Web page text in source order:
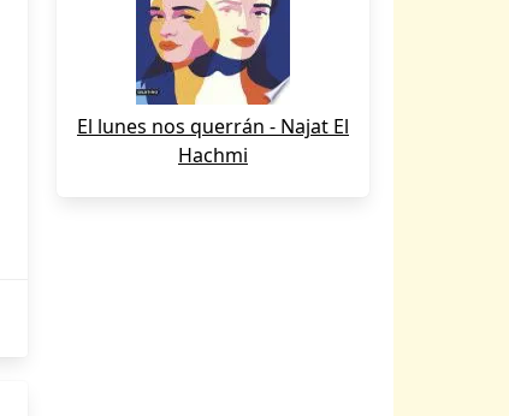
El lunes nos querrán - Najat El
Hachmi